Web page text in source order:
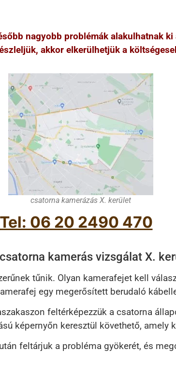
nagyobb problémák alakulhatnak
akkor elkerülhetjük a
csatorna kamerázás X. kerület
Tel: 06 20 2490 470
kamerás vizsgálat X.
tűnik. Olyan kamerafejet kell
egy megerősített berudaló
feltérképezzük a csatorna
képernyőn keresztül követhető, amely
feltárjuk a probléma gyökerét, és